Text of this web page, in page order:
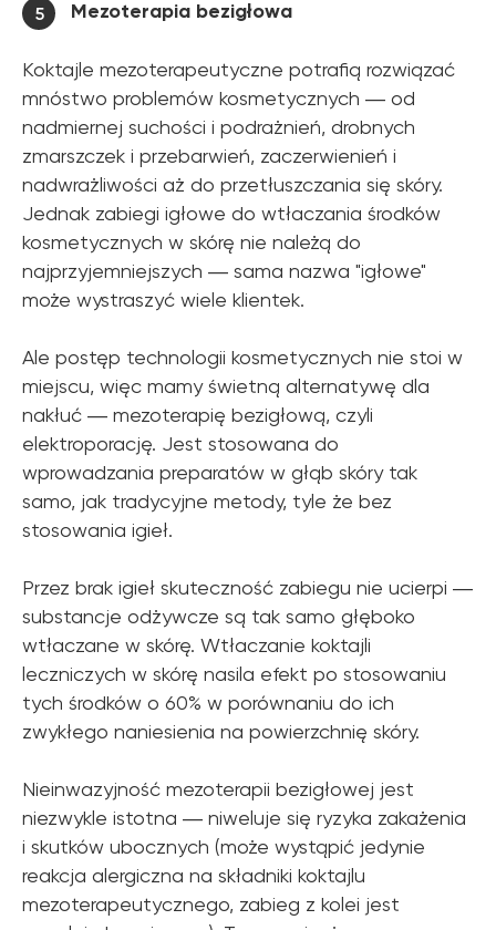
5 Mezoterapia bezigłowa
Koktajle mezoterapeutyczne potrafią rozwiązać
mnóstwo problemów kosmetycznych ― od
nadmiernej suchości i podrażnień, drobnych
zmarszczek i przebarwień, zaczerwienień i
nadwrażliwości aż do przetłuszczania się skóry.
Jednak zabiegi igłowe do wtłaczania środków
kosmetycznych w skórę nie należą do
najprzyjemniejszych ― sama nazwa "igłowe"
może wystraszyć wiele klientek.
Ale postęp technologii kosmetycznych nie stoi w
miejscu, więc mamy świetną alternatywę dla
nakłuć ― mezoterapię bezigłową, czyli
elektroporację. Jest stosowana do
wprowadzania preparatów w głąb skóry tak
samo, jak tradycyjne metody, tyle że bez
stosowania igieł.
Przez brak igieł skuteczność zabiegu nie ucierpi ―
substancje odżywcze są tak samo głęboko
wtłaczane w skórę. Wtłaczanie koktajli
leczniczych w skórę nasila efekt po stosowaniu
tych środków o 60% w porównaniu do ich
zwykłego naniesienia na powierzchnię skóry.
Nieinwazyjność mezoterapii bezigłowej jest
niezwykle istotna ― niweluje się ryzyka zakażenia
i skutków ubocznych (może wystąpić jedynie
reakcja alergiczna na składniki koktajlu
mezoterapeutycznego, zabieg z kolei jest